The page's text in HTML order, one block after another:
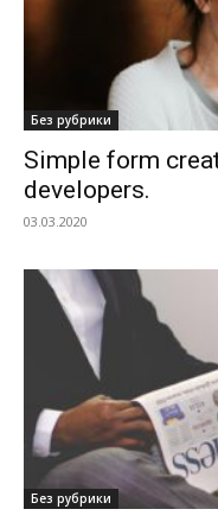
Без рубрики
Simple form
developers.
03.03.2020
Без рубрики